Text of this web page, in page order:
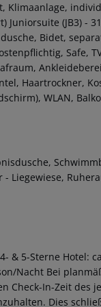
Klimaanlage,
Juniorsuite (JB3) -
Bidet,
Safe,
Haartrockner,
WLAN,
Liegewiese,
& 5-Sterne Hotel:
Nacht Bei
Check-In-Zeit des
Dies